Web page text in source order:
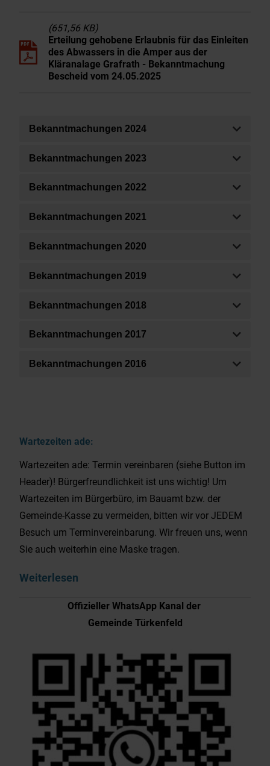
Wartezeiten ade:
Wartezeiten ade: Termin vereinbaren (siehe Button im
Header)! Bürgerfreundlichkeit ist uns wichtig! Um
Wartezeiten im Bürgerbüro, im Bauamt bzw. der
Gemeinde-Kasse zu vermeiden, bitten wir vor JEDEM
Besuch um Terminvereinbarung. Wir freuen uns, wenn
Sie auch weiterhin eine Maske tragen.
Weiterlesen
Offizieller WhatsApp Kanal der
Gemeinde Türkenfeld
(651,56 KB)
Erteilung gehobene Erlaubnis für das Einleiten
des Abwassers in die Amper aus der
Kläranalage Grafrath - Bekanntmachung
Bescheid vom 24.05.2025
Bekanntmachungen 2024
Bekanntmachungen 2023
Bekanntmachungen 2022
Bekanntmachungen 2021
Bekanntmachungen 2020
Bekanntmachungen 2019
Bekanntmachungen 2018
Bekanntmachungen 2017
Bekanntmachungen 2016